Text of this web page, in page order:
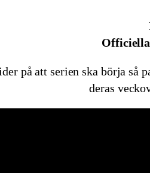
Officiella
på att serien ska börja så
deras